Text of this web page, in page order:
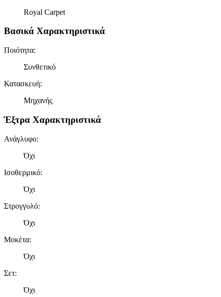
Royal Carpet
Βασικά Χαρακτηριστικά
Ποιότητα:
Συνθετικό
Κατασκευή:
Μηχανής
Έξτρα Χαρακτηριστικά
Ανάγλυφο:
Όχι
Ισοθερμικό:
Όχι
Στρογγυλό:
Όχι
Μοκέτα:
Όχι
Σετ:
Όχι